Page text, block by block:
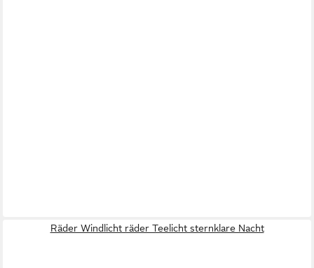
Räder Windlicht räder Teelicht sternklare Nacht